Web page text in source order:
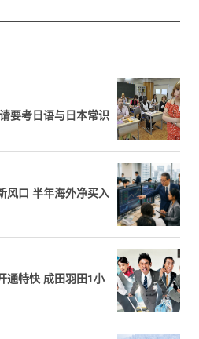
要考日语与日本常识
风口 半年海外净买入
通特快 成田羽田1小